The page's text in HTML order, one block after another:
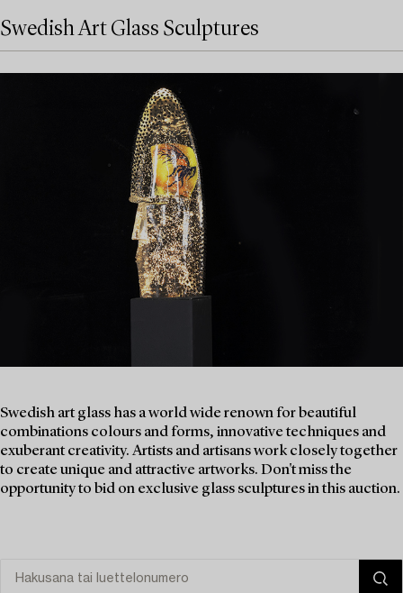
Swedish Art Glass Sculptures
Swedish art glass has a world wide renown for beautiful
combinations colours and forms, innovative techniques and
exuberant creativity. Artists and artisans work closely together
to create unique and attractive artworks. Don't miss the
opportunity to bid on exclusive glass sculptures in this auction.